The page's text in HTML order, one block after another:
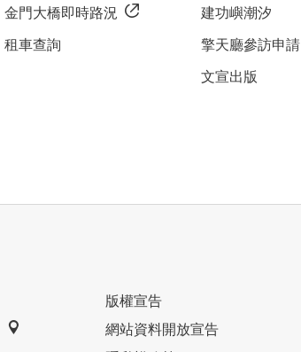
金門大橋即時路況
租車查詢
建功嶼潮汐
擎天廳參訪申請
文宣出版
版權宣告
網站資料開放宣告